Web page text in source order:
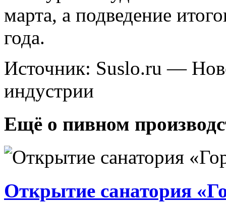
марта, а подведение
года.
Источник: Suslo.ru —
индустрии
Ещё о пивном
Открытие санатория